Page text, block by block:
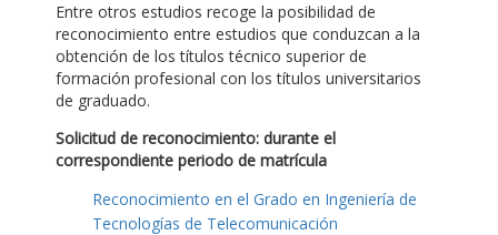
Entre otros estudios recoge la posibilidad de
reconocimiento entre estudios que conduzcan a la
obtención de los títulos técnico superior de
formación profesional con los títulos universitarios
de graduado.
Solicitud de reconocimiento: durante el
correspondiente periodo de matrícula
Reconocimiento en el Grado en Ingeniería de
Tecnologías de Telecomunicación